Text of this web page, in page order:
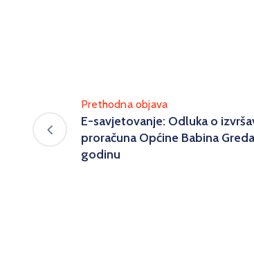
Prethodna objava
E-savjetovanje: Odluka o
proračuna Općine Babina
godinu